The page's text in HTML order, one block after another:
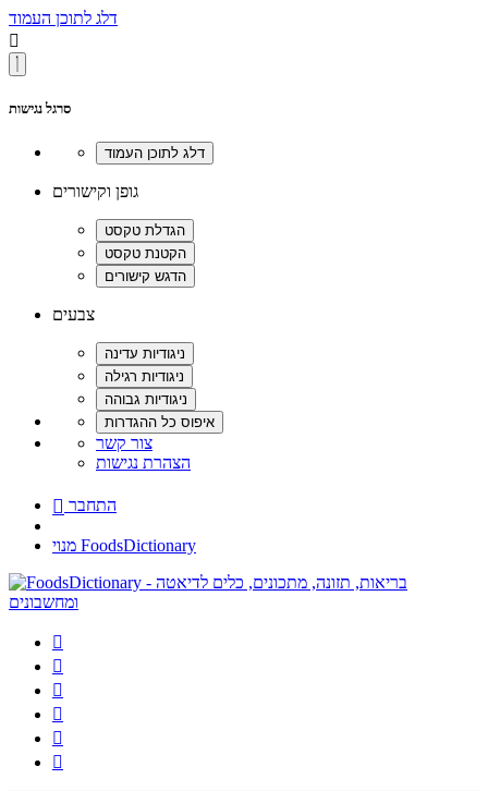
דלג לתוכן העמוד

סרגל נגישות
גופן וקישורים
צבעים
צור קשר
הצהרת נגישות
 התחבר
מנוי FoodsDictionary





